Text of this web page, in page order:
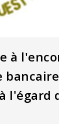
à
l'égard